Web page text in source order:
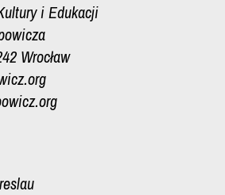
i Edukacji
Wrocław